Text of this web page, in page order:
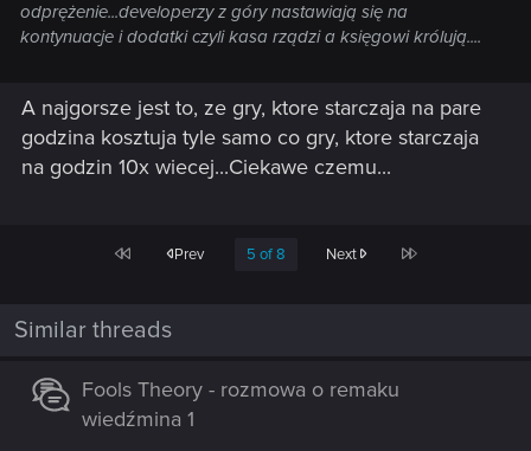
odprężenie...developerzy z góry nastawiają się na
kontynuacje i dodatki czyli kasa rządzi a księgowi królują....
A najgorsze jest to, ze gry, ktore starczaja na pare
godzina kosztuja tyle samo co gry, ktore starczaja
na godzin 10x wiecej...Ciekawe czemu...
First Prev 5 of 8 Next Last
Similar threads
Fools Theory - rozmowa o remaku
wiedźmina 1